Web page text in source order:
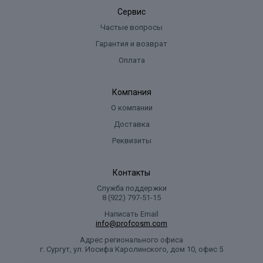
Сервис
Частые вопросы
Гарантия и возврат
Оплата
Компания
О компании
Доставка
Реквизиты
Контакты
Служба поддержки
8 (922) 797‑51-15
Написать Email
info@profcosm.com
Адрес регионального офиса
г. Сургут, ул. Иосифа Каролинского, дом 10, офис 5